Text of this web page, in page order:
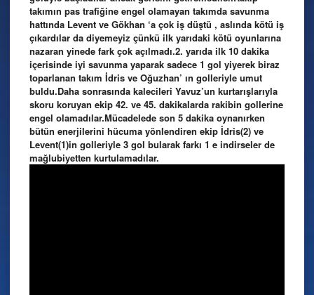
takımın pas trafiğine engel olamayan takımda savunma
hattında Levent ve Gökhan ‘a çok iş düştü , aslında kötü iş
çıkardılar da diyemeyiz çünkü ilk yarıdaki kötü oyunlarına
nazaran yinede fark çok açılmadı.2. yarıda ilk 10 dakika
içerisinde iyi savunma yaparak sadece 1 gol yiyerek biraz
toparlanan takım İdris ve Oğuzhan’ ın golleriyle umut
buldu.Daha sonrasında kalecileri Yavuz’un kurtarışlarıyla
skoru koruyan ekip 42. ve 45. dakikalarda rakibin gollerine
engel olamadılar.Mücadelede son 5 dakika oynanırken
bütün enerjilerini hücuma yönlendiren ekip İdris(2) ve
Levent(1)in golleriyle 3 gol bularak farkı 1 e indirseler de
mağlubiyetten kurtulamadılar.